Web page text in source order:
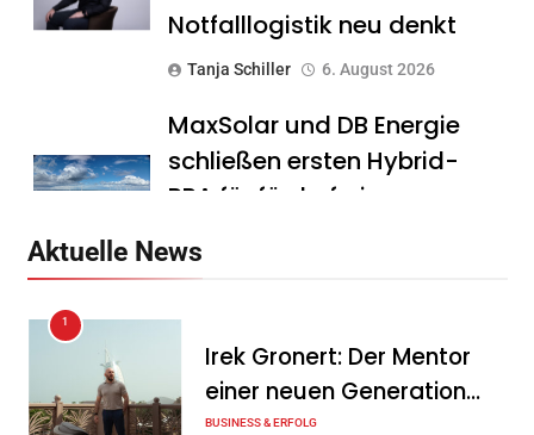
Notfalllogistik neu denkt
Tanja Schiller 6. August 2026
MaxSolar und DB Energie
schließen ersten Hybrid-
PPA für förderfreie
Tanja Schiller
Geschäftsverlauf im
zweiten Quartal
Aktuelle News
1
Irek Gronert: Der Mentor
einer neuen Generation
von Unternehmern
BUSINESS & ERFOLG